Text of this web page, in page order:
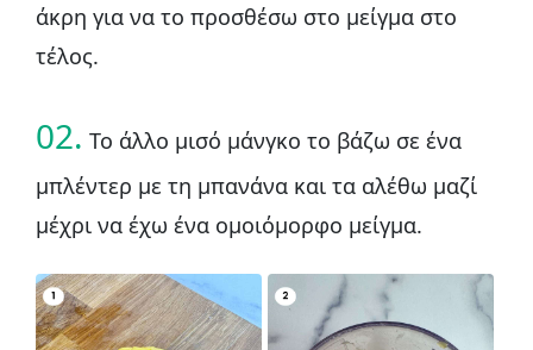
άκρη για να το προσθέσω στο μείγμα στο
τέλος.
02. Το άλλο μισό μάνγκο το βάζω σε ένα
μπλέντερ με τη μπανάνα και τα αλέθω μαζί
μέχρι να έχω ένα ομοιόμορφο μείγμα.